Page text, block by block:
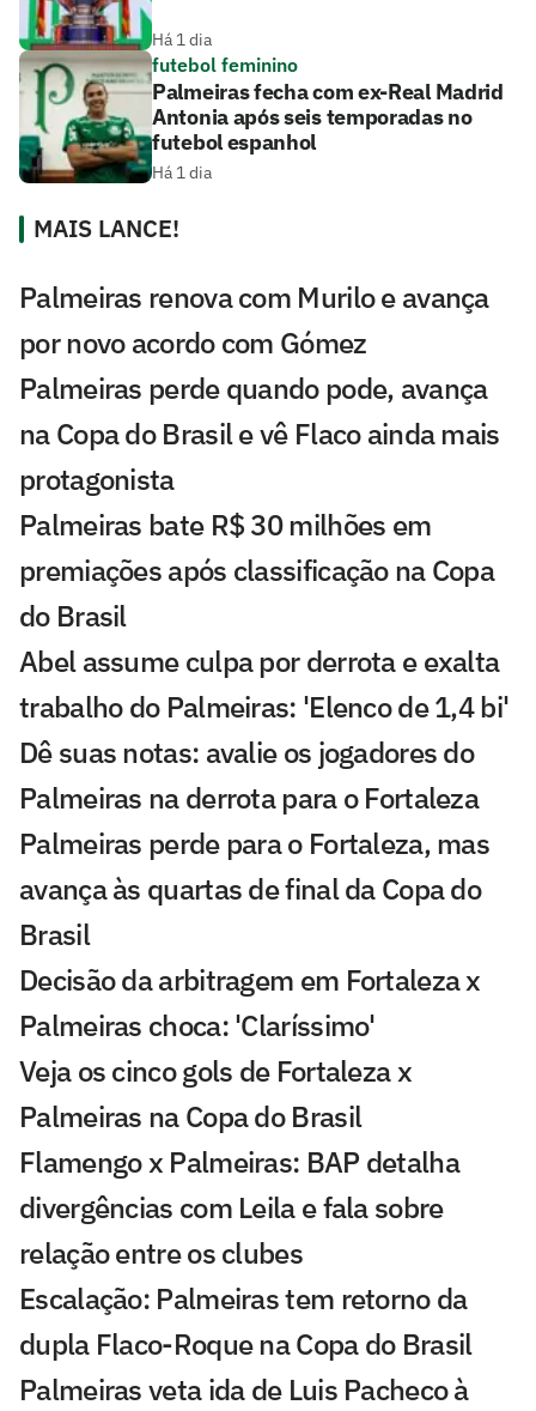
Há 1 dia
futebol feminino
Palmeiras fecha com ex-Real Madrid
Antonia após seis temporadas no
futebol espanhol
Há 1 dia
MAIS LANCE!
Palmeiras renova com Murilo e avança
por novo acordo com Gómez
Palmeiras perde quando pode, avança
na Copa do Brasil e vê Flaco ainda mais
protagonista
Palmeiras bate R$ 30 milhões em
premiações após classificação na Copa
do Brasil
Abel assume culpa por derrota e exalta
trabalho do Palmeiras: 'Elenco de 1,4 bi'
Dê suas notas: avalie os jogadores do
Palmeiras na derrota para o Fortaleza
Palmeiras perde para o Fortaleza, mas
avança às quartas de final da Copa do
Brasil
Decisão da arbitragem em Fortaleza x
Palmeiras choca: 'Claríssimo'
Veja os cinco gols de Fortaleza x
Palmeiras na Copa do Brasil
Flamengo x Palmeiras: BAP detalha
divergências com Leila e fala sobre
relação entre os clubes
Escalação: Palmeiras tem retorno da
dupla Flaco-Roque na Copa do Brasil
Palmeiras veta ida de Luis Pacheco à